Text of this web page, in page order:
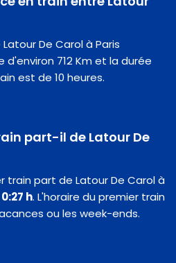
De Carol à Paris
712 Km et la durée
est de 10 heures.
part-il de Latour De
train part de Latour De Carol à
0:27 h. L'horaire du premier train
ou les week-ends.